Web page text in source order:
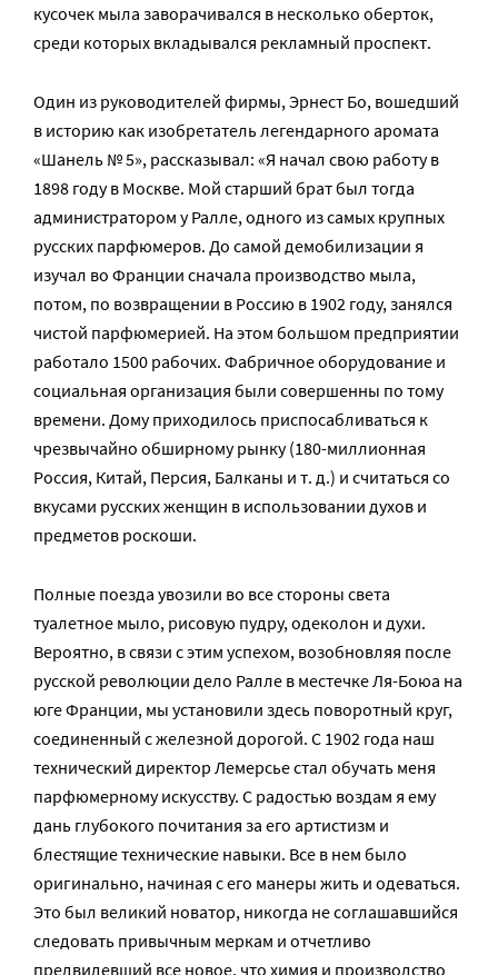
кусочек мыла заворачивался в несколько оберток,
среди которых вкладывался рекламный проспект.
Один из руководителей фирмы, Эрнест Бо, вошедший
в историю как изобретатель легендарного аромата
«Шанель № 5», рассказывал: «Я начал свою работу в
1898 году в Москве. Мой старший брат был тогда
администратором у Ралле, одного из самых крупных
русских парфюмеров. До самой демобилизации я
изучал во Франции сначала производство мыла,
потом, по возвращении в Россию в 1902 году, занялся
чистой парфюмерией. На этом большом предприятии
работало 1500 рабочих. Фабричное оборудование и
социальная организация были совершенны по тому
времени. Дому приходилось приспосабливаться к
чрезвычайно обширному рынку (180-миллионная
Россия, Китай, Персия, Балканы и т. д.) и считаться со
вкусами русских женщин в использовании духов и
предметов роскоши.
Полные поезда увозили во все стороны света
туалетное мыло, рисовую пудру, одеколон и духи.
Вероятно, в связи с этим успехом, возобновляя после
русской революции дело Ралле в местечке Ля-Боюа на
юге Франции, мы установили здесь поворотный круг,
соединенный с железной дорогой. С 1902 года наш
технический директор Лемерсье стал обучать меня
парфюмерному искусству. С радостью воздам я ему
дань глубокого почитания за его артистизм и
блестящие технические навыки. Все в нем было
оригинально, начиная с его манеры жить и одеваться.
Это был великий новатор, никогда не соглашавшийся
следовать привычным меркам и отчетливо
предвидевший все новое, что химия и производство